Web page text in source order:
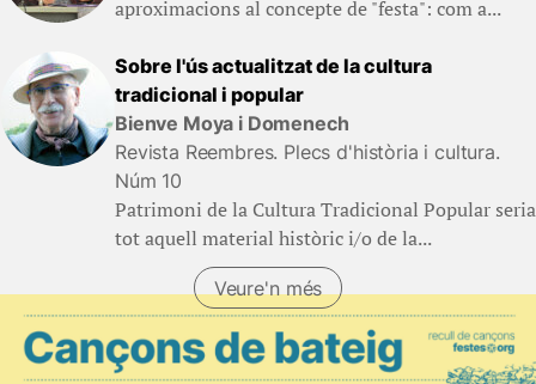
aproximacions al concepte de "festa": com a...
Sobre l'ús actualitzat de la cultura
tradicional i popular
Bienve Moya i Domenech
Revista Reembres. Plecs d'història i cultura.
Núm 10
Patrimoni de la Cultura Tradicional Popular seria
tot aquell material històric i/o de la...
Veure'n més